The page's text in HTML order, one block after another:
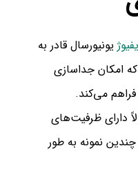
یونیورسال قادر به
امکان جداسازی
فراهم می‌کند.
دارای ظرفیت‌های
نمونه به طور